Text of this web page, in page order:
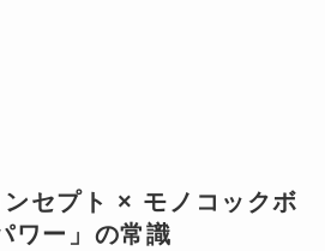
ンセプト × モノコックボ
ワー」の常識